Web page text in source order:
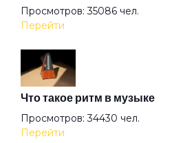
Я знаю
Просмотров: 35086 чел.
Перейти
Что такое ритм в музыке
Просмотров: 34430 чел.
Перейти